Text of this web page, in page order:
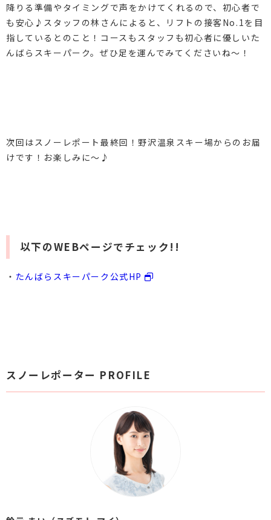
降りる準備やタイミングで声をかけてくれるので、初心者で
も安心♪スタッフの林さんによると、リフトの接客No.1を目
指しているとのこと！コースもスタッフも初心者に優しいた
んばらスキーパーク。ぜひ足を運んでみてくださいね～！
次回はスノーレポート最終回！野沢温泉スキー場からのお届
けです！お楽しみに～♪
以下のWEBページでチェック!!
・ たんばらスキーパーク公式HP
スノーレポーター PROFILE